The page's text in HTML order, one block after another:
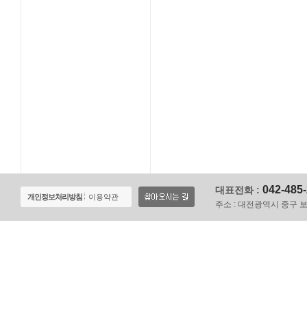
개인정보처리방침 이용약관
대표전화 : 042-
주소 : 대전광역시 중구